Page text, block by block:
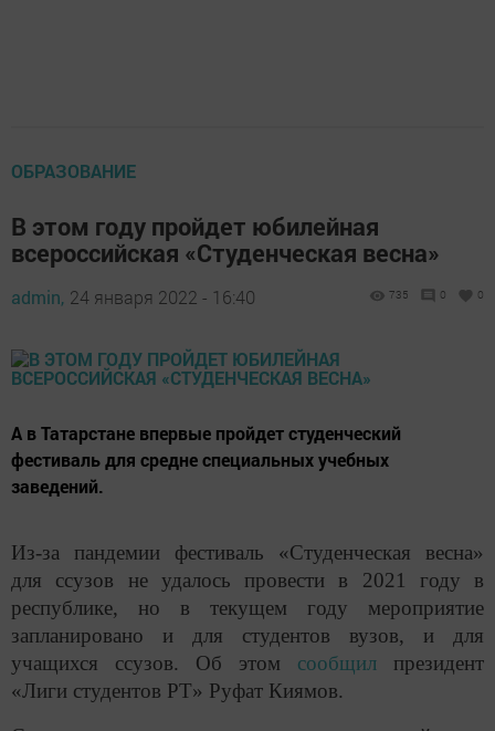
ОБРАЗОВАНИЕ
В этом году пройдет юбилейная
всероссийская «Студенческая весна»
admin, 24 января 2022 - 16:40 735 0 0
А в Татарстане впервые пройдет студенческий
фестиваль для средне специальных учебных
заведений.
Из-за пандемии фестиваль «Студенческая весна»
для ссузов не удалось провести в 2021 году в
республике, но в текущем году мероприятие
запланировано и для студентов вузов, и для
учащихся ссузов. Об этом сообщил президент
«Лиги студентов РТ» Руфат Киямов.